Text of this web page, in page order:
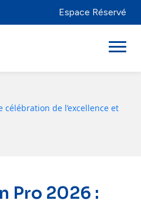
Espace Réservé
célébration de l’excellence et
Pro 2026 :